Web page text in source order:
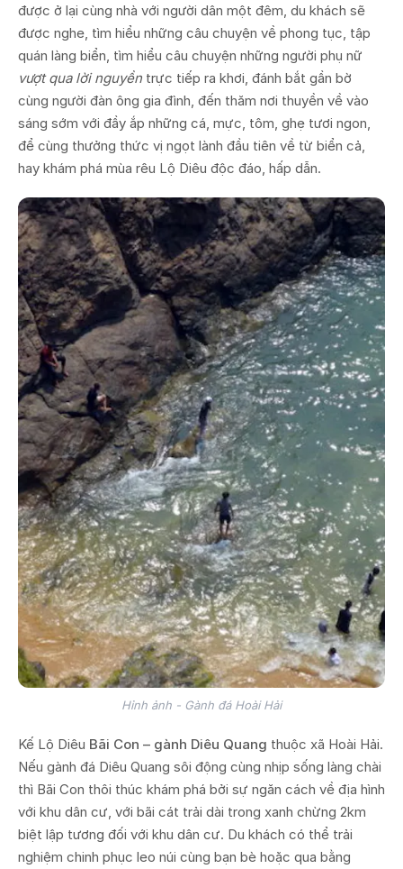
được ở lại cùng nhà với người dân một đêm, du khách sẽ
được nghe, tìm hiểu những câu chuyện về phong tục, tập
quán làng biển, tìm hiểu câu chuyện những người phụ nữ
vượt qua lời nguyền trực tiếp ra khơi, đánh bắt gần bờ
cùng người đàn ông gia đình, đến thăm nơi thuyền về vào
sáng sớm với đầy ắp những cá, mực, tôm, ghẹ tươi ngon,
để cùng thưởng thức vị ngọt lành đầu tiên về từ biển cả,
hay khám phá mùa rêu Lộ Diêu độc đáo, hấp dẫn.
Hỉnh ảnh - Gành đá Hoài Hải
Kế Lộ Diêu Bãi Con – gành Diêu Quang thuộc xã Hoài Hải.
Nếu gành đá Diêu Quang sôi động cùng nhịp sống làng chài
thì Bãi Con thôi thúc khám phá bởi sự ngăn cách về địa hình
với khu dân cư, với bãi cát trải dài trong xanh chừng 2km
biệt lập tương đối với khu dân cư. Du khách có thể trải
nghiệm chinh phục leo núi cùng bạn bè hoặc qua bằng